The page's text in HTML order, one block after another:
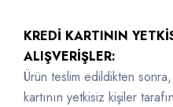
KREDİ KARTININ
ALIŞVERİŞLER:
Ürün teslim edildikten
kartının yetkisiz kişiler